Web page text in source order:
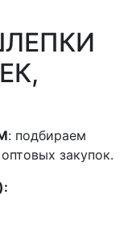
: подбираем
закупок.